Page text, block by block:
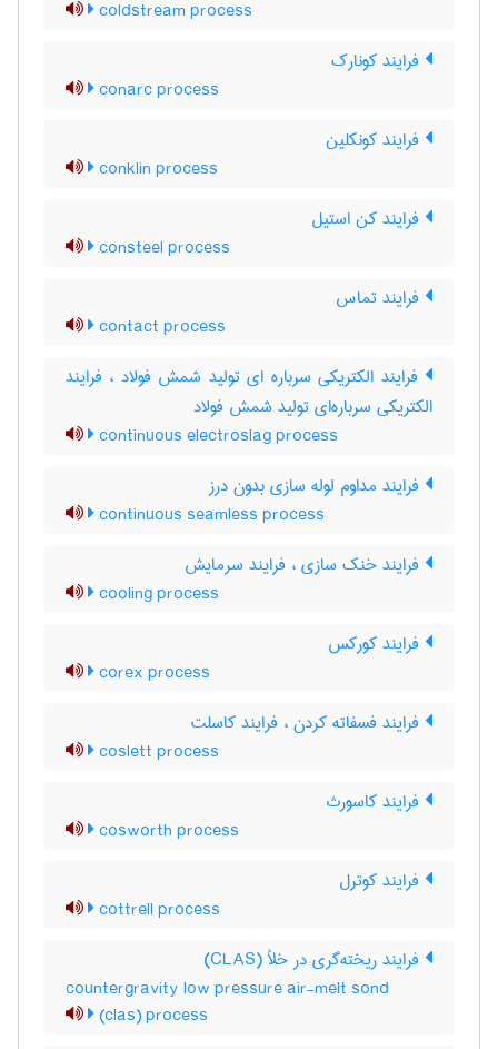
coldstream process
فرایند کونارک
conarc process
فرایند کونکلین
conklin process
فرایند کن استیل
consteel process
فرایند تماس
contact process
فرایند الکتریکی سرباره ای تولید شمش فولاد ، فرایند
الکتریکی سرباره‌ای تولید شمش فولاد
continuous electroslag process
فرایند مداوم لوله سازی بدون درز
continuous seamless process
فرایند خنک سازی ، فرایند سرمایش
cooling process
فرایند کورکس
corex process
فرایند فسفاته کردن ، فرایند کاسلت
coslett process
فرایند کاسورث
cosworth process
فرایند کوترل
cottrell process
فرایند ریخته‌گری در خلأ (CLAS)
countergravity low pressure air-melt sond
(clas) process